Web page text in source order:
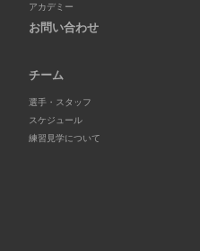
アカデミー
お問い合わせ
チーム
選手・スタッフ
スケジュール
練習見学について